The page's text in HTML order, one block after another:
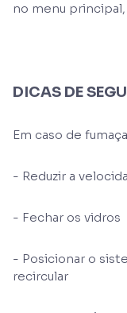
no menu
DICAS DE
Em caso de
- Reduzir a
- Fechar os vidros
- Posicionar o
recircular